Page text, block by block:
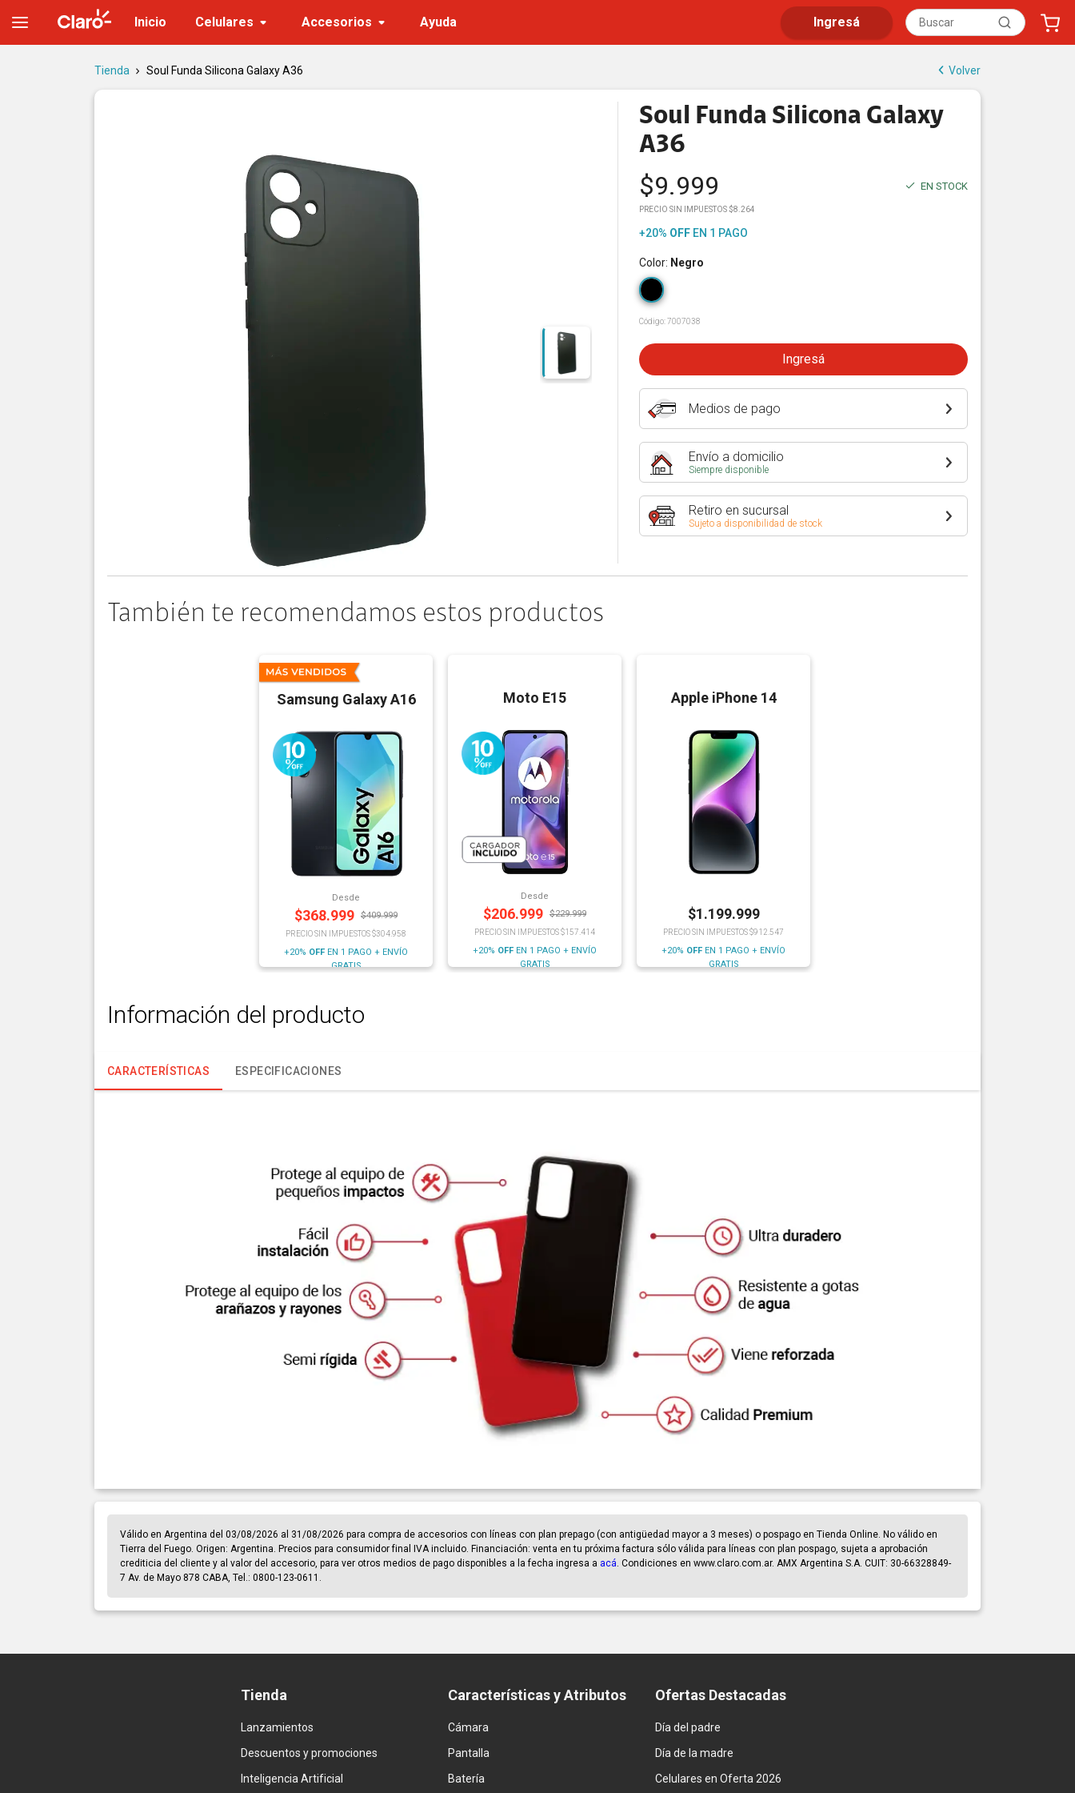
Inicio Celulares Accesorios Ayuda Ingresá
Tienda Soul Funda Silicona Galaxy A36 Volver
Soul Funda Silicona Galaxy
A36
$9.999 EN STOCK
PRECIO SIN IMPUESTOS $8.264
+20% OFFEN 1 PAGO
Color: Negro
Código:7007038
Ingresá
Medios de pago
Envío a domicilio
Siempre disponible
Retiro en sucursal
Sujeto a disponibilidad de stock
También te recomendamos estos productos
Samsung Galaxy A16
Desde
$368.999 $409.999
PRECIO SIN IMPUESTOS $304.958
+20% OFF EN 1 PAGO + ENVÍO
GRATIS
Moto E15
Desde
$206.999 $229.999
PRECIO SIN IMPUESTOS $157.414
+20% OFF EN 1 PAGO + ENVÍO
GRATIS
Apple iPhone 14
$1.199.999
PRECIO SIN IMPUESTOS $912.547
+20% OFF EN 1 PAGO + ENVÍO
GRATIS
Información del producto
CARACTERÍSTICAS ESPECIFICACIONES
Válido en Argentina del 03/08/2026 al 31/08/2026 para compra de accesorios con líneas con plan prepago (con antigüedad mayor a 3 meses) o pospago en Tienda Online. No válido en
Tierra del Fuego. Origen: Argentina. Precios para consumidor final IVA incluido. Financiación: venta en tu próxima factura sólo válida para líneas con plan pospago, sujeta a aprobación
crediticia del cliente y al valor del accesorio, para ver otros medios de pago disponibles a la fecha ingresa a acá. Condiciones en www.claro.com.ar. AMX Argentina S.A. CUIT: 30-66328849-
7 Av. de Mayo 878 CABA, Tel.: 0800-123-0611.
Tienda
Lanzamientos
Descuentos y promociones
Inteligencia Artificial
Características y Atributos
Cámara
Pantalla
Batería
Ofertas Destacadas
Día del padre
Día de la madre
Celulares en Oferta 2026
Soul Funda Silicona Galaxy A36 | Tienda Claro